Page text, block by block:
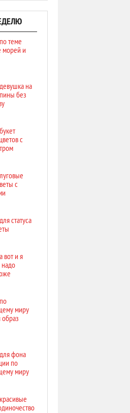
теме
морей и
на
без
с
с
статуса
вот и я
надо
миру
фона
по
миру